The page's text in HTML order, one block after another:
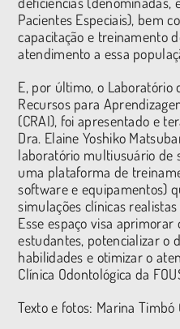
Pacientes Especiais), bem
capacitação e treinamento
atendimento a essa
E, por último, o
Recursos para
(CRAI), foi apresentado e
Dra. Elaine Yoshiko
laboratório multiusuário de
uma plataforma de
software e equipamentos)
simulações clínicas
Esse espaço visa aprimorar
estudantes, potencializar o
habilidades e otimizar o
Clínica Odontológica da
Texto e fotos: Marina